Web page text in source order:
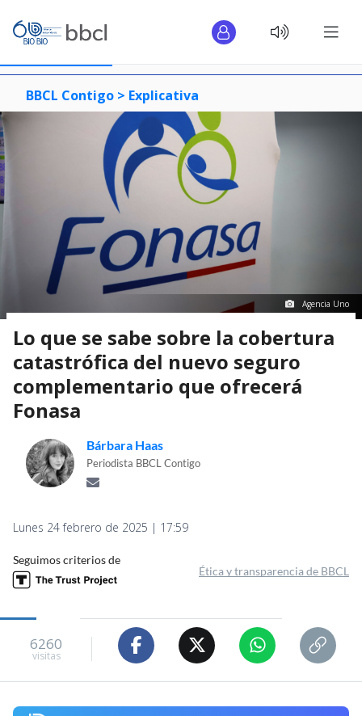
BBCL Contigo > Explicativa
Agencia Uno
Lo que se sabe sobre la cobertura
catastrófica del nuevo seguro
complementario que ofrecerá
Fonasa
Bárbara Haas
Periodista BBCL Contigo
Lunes 24 febrero de 2025 | 17:59
Seguimos criterios de
Ética y transparencia de BBCL
6260
visitas